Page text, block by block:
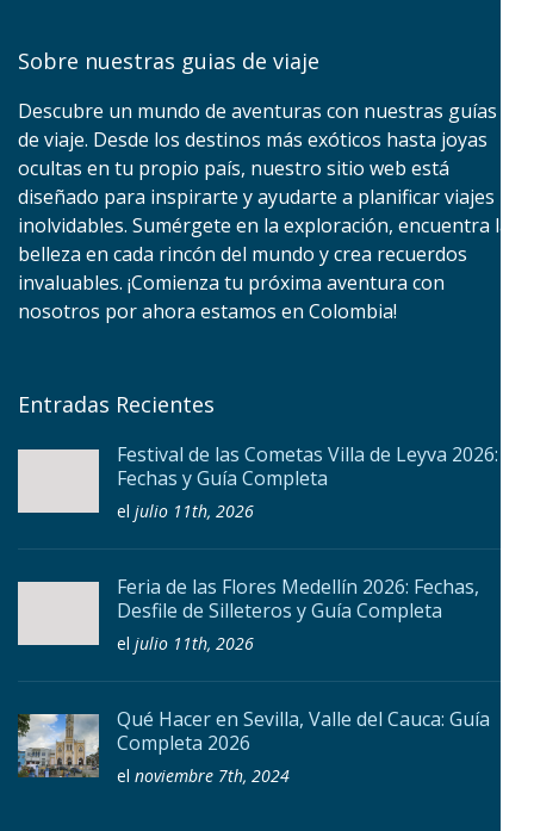
Sobre nuestras guias de viaje
Descubre un mundo de aventuras con nuestras guías
de viaje. Desde los destinos más exóticos hasta joyas
ocultas en tu propio país, nuestro sitio web está
diseñado para inspirarte y ayudarte a planificar viajes
inolvidables. Sumérgete en la exploración, encuentra la
belleza en cada rincón del mundo y crea recuerdos
invaluables. ¡Comienza tu próxima aventura con
nosotros por ahora estamos en Colombia!
Entradas Recientes
Festival de las Cometas Villa de Leyva 2026:
Fechas y Guía Completa
el julio 11th, 2026
Feria de las Flores Medellín 2026: Fechas,
Desfile de Silleteros y Guía Completa
el julio 11th, 2026
Qué Hacer en Sevilla, Valle del Cauca: Guía
Completa 2026
el noviembre 7th, 2024